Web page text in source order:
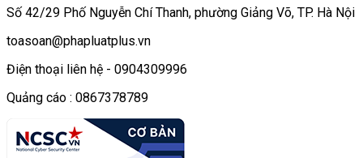
Số 42/29 Phố Nguyễn Chí Thanh, phường Giảng Võ, TP. Hà Nội
toasoan@phapluatplus.vn
Điện thoại liên hệ - 0904309996
Quảng cáo : 0867378789